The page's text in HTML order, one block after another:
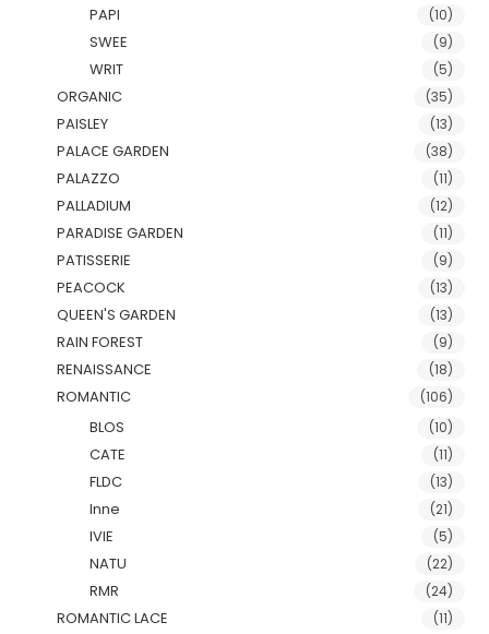
PAPI (10)
SWEE (9)
WRIT (5)
ORGANIC (35)
PAISLEY (13)
PALACE GARDEN (38)
PALAZZO (11)
PALLADIUM (12)
PARADISE GARDEN (11)
PATISSERIE (9)
PEACOCK (13)
QUEEN'S GARDEN (13)
RAIN FOREST (9)
RENAISSANCE (18)
ROMANTIC (106)
BLOS (10)
CATE (11)
FLDC (13)
Inne (21)
IVIE (5)
NATU (22)
RMR (24)
ROMANTIC LACE (11)